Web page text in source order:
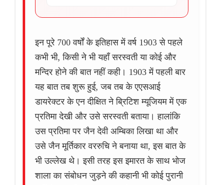
इन पूरे 700 वर्षों के इतिहास में वर्ष 1903 से पहले
कभी भी, किसी ने भी यहाँ सरस्वती या कोई और
मन्दिर होने की बात नहीं कही। 1903 में पहली बार
यह बात तब शुरू हुई, जब तब के एएसआई
डायरेक्टर के एन दीक्षित ने ब्रिटिश म्यूजियम में एक
प्रतिमा देखी और उसे सरस्वती बताया। हालांकि
उस प्रतिमा पर जैन देवी अम्बिका लिखा था और
उसे जैन मूर्तिकार वररुचि ने बनाया था, इस बात के
भी उल्लेख थे। इसी तरह इस इमारत के साथ भोज
शाला का संबोधन जुड़ने की कहानी भी कोई पुरानी